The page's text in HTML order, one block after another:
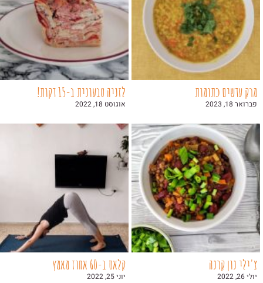
מרק עדשים כתומות
פברואר 18, 2023
לזניה טבעונית ב-15 דקות!
אוגוסט 18, 2022
צ'ילי נון קרנה
יולי 26, 2022
קלאס ב-60 אחוז מאמץ
יוני 25, 2022